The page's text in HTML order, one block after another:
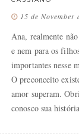
15 de November
Ana, realmente
e nem para os
importantes nesse
O preconceito
amor superam.
conosco sua